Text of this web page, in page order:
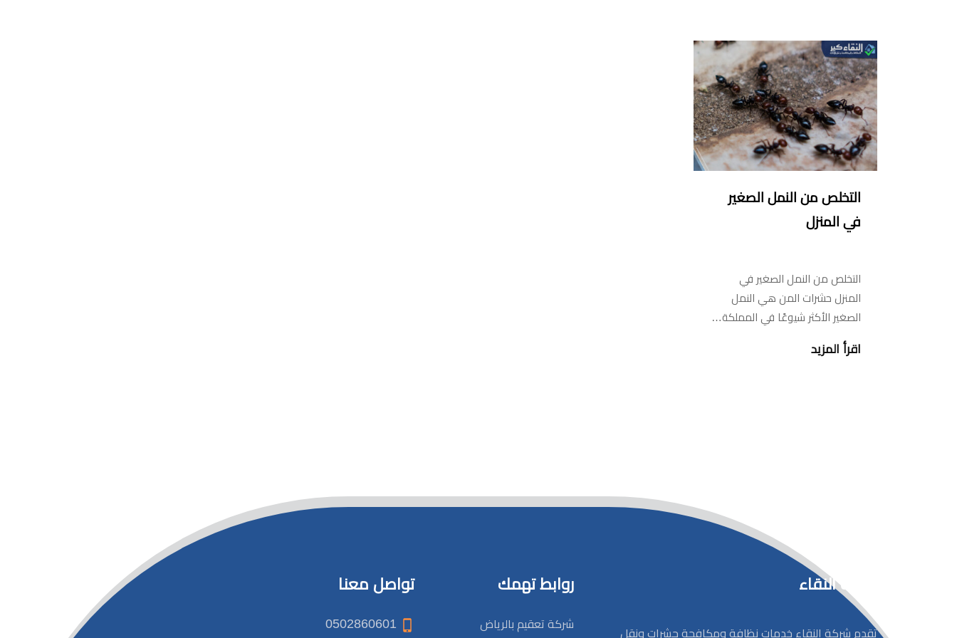
التخلص من النمل الصغير
في المنزل
التخلص من النمل الصغير في
المنزل حشرات المن هي النمل
الصغير الأكثر شيوعًا في المملكة…
اقرأ المزيد
شركة النقاء
تقدم شركة النقاء خدمات نظافة ومكافحة حشرات ونقل
روابط تهمك
شركة تعقيم بالرياض
تواصل معنا